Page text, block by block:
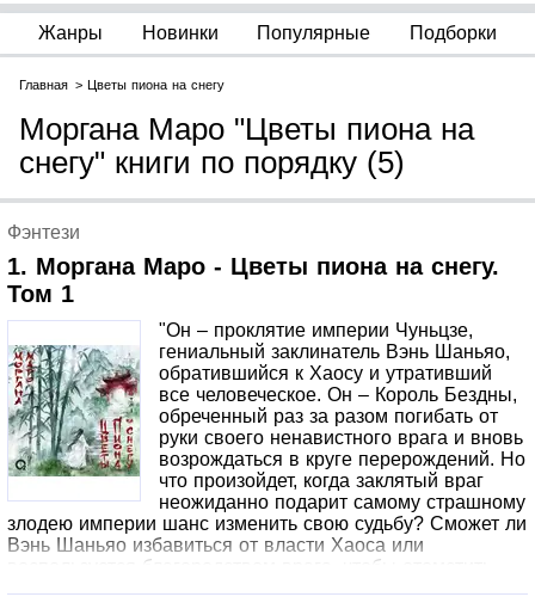
Жанры Новинки Популярные Подборки
Главная Цветы пиона на снегу
Моргана Маро "Цветы пиона на
снегу" книги по порядку (5)
Фэнтези
1. Моргана Маро - Цветы пиона на снегу.
Том 1
"Он – проклятие империи Чуньцзе,
гениальный заклинатель Вэнь Шаньяо,
обратившийся к Хаосу и утративший
все человеческое. Он – Король Бездны,
обреченный раз за разом погибать от
руки своего ненавистного врага и вновь
возрождаться в круге перерождений. Но
что произойдет, когда заклятый враг
неожиданно подарит самому страшному
злодею империи шанс изменить свою судьбу? Сможет ли
Вэнь Шаньяо избавиться от власти Хаоса или
воспользуется благородством врага, чтобы отомстить